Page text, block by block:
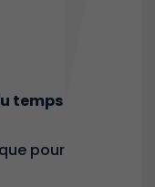
temps
pour